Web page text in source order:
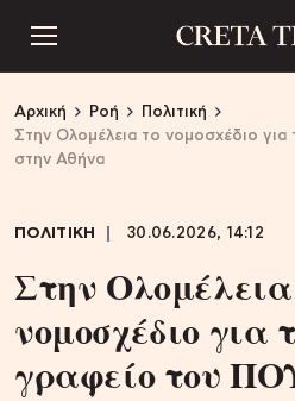
Αρχική Ροή
Πολιτική
Στην Ολομέλεια το νομοσχέδιο
στην Αθήνα
ΠΟΛΙΤΙΚΗ 30.06.2026, 14:12
Στην
νομοσχέδιο για
γραφείο του